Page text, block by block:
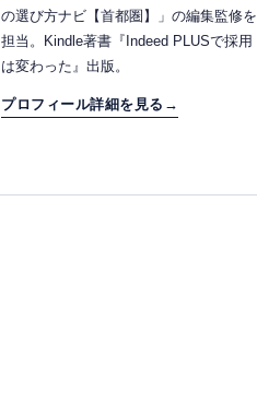
の選び方ナビ【首都圏】」の編集監修を
担当。Kindle著書『Indeed PLUSで採用
は変わった』出版。
プロフィール詳細を見る →